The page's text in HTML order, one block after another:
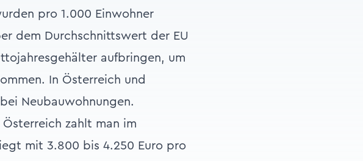
pro 1.000 Einwohner
dem Durchschnittswert der EU
aufbringen, um
In Österreich und
Neubauwohnungen.
zahlt man im
mit 3.800 bis 4.250 Euro pro